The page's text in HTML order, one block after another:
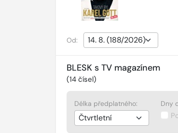
Od:
BLESK s TV magazínem
(14čísel)
Délka předplatného: Dny